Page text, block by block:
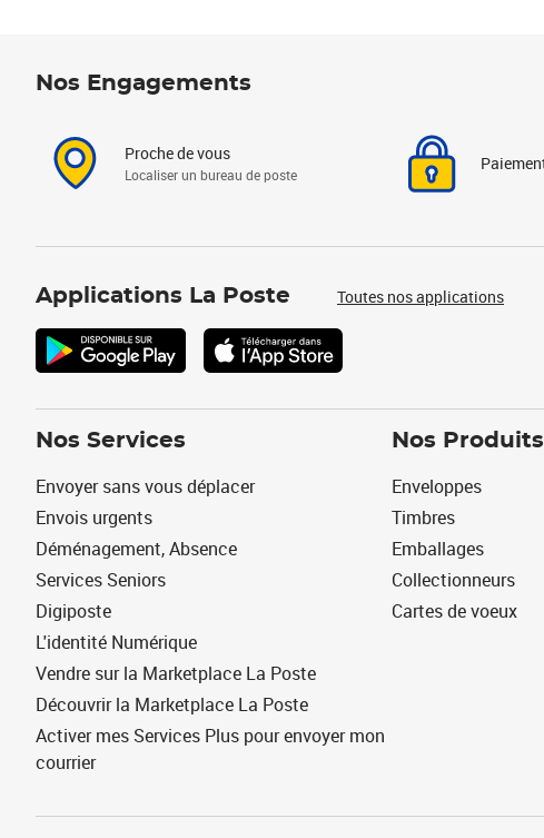
Nos Engagements
Proche de vous
Localiser un bureau de poste
Applications La Poste Toutes nos applications
Nos Services
Envoyer sans vous déplacer
Envois urgents
Déménagement, Absence
Services Seniors
Digiposte
L'identité Numérique
Vendre sur la Marketplace La Poste
Découvrir la Marketplace La Poste
Activer mes Services Plus pour envoyer mon
courrier
Nos Produits
Enveloppes
Timbres
Emballages
Collectionneurs
Cartes de voeux